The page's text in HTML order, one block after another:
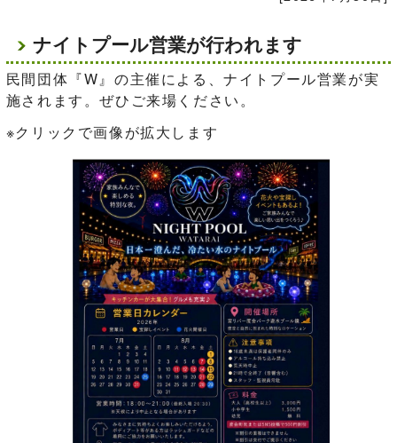
ナイトプール営業が行われます
民間団体『W』の主催による、ナイトプール営業が実
施されます。ぜひご来場ください。
※クリックで画像が拡大します